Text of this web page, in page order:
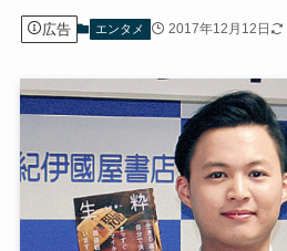
広告 エンタメ 2017年12月12日